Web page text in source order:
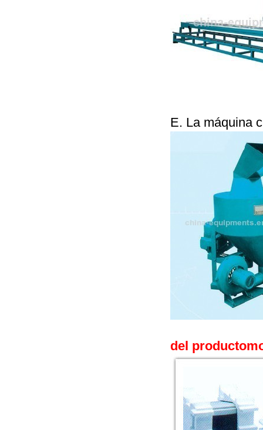
E. La máquina
del producto